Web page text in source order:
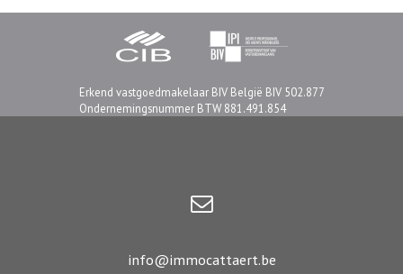
Erkend vastgoedmakelaar BIV België BIV 502.877
Ondernemingsnummer BTW 881.491.854
info@immocattaert.be